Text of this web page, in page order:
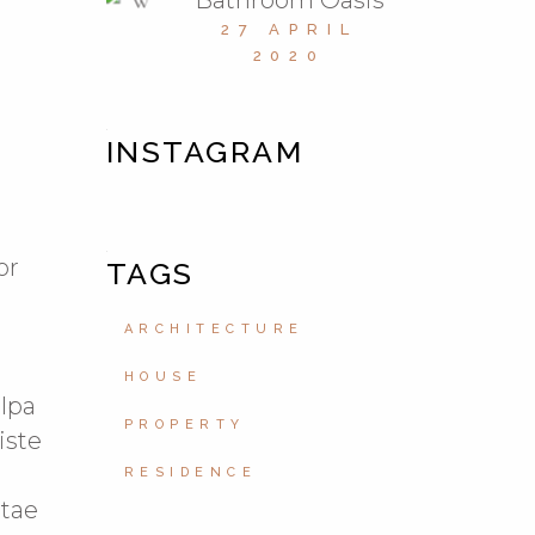
27 APRIL
2020
INSTAGRAM
TAGS
ARCHITECTURE
HOUSE
PROPERTY
RESIDENCE